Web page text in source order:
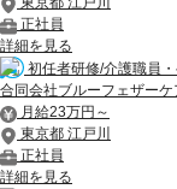
正社員
詳細を見る
初任者研修/介護職員
合同会社ブルーフェザー
月給23万円～
東京都 江戸川
正社員
詳細を見る